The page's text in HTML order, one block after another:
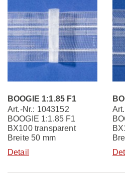
BOOGIE 1:1.85 F1
Art.-Nr.: 1043152
BOOGIE 1:1.85 F1
BX100 transparent
Breite 50 mm
Detail